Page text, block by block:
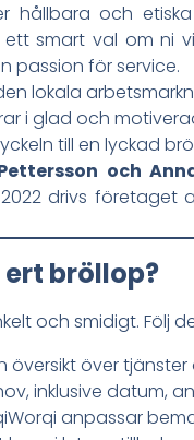
hållbara och
smart val om ni
passion för service.
lokala
i glad och
till en lyckad
och
drivs företaget
bröllop?
och smidigt. Följ
översikt över
inklusive datum,
anpassar